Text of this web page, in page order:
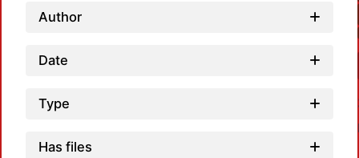
Author
Date
Type
Has files